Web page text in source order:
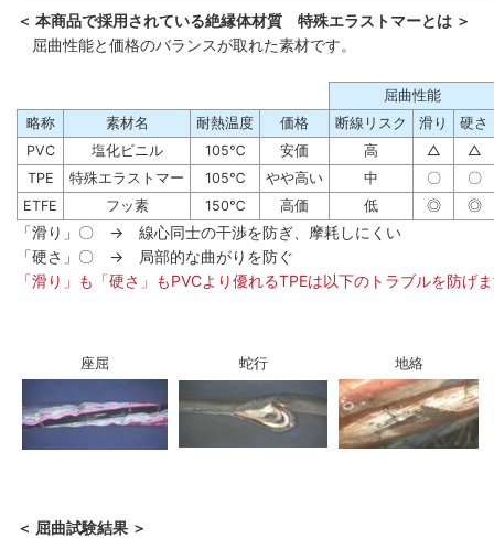
＜ 本商品で採用されている絶縁体材質 特殊エラストマーとは ＞
屈曲性能と価格のバランスが取れた素材です。
屈曲性能
略称
素材名 耐熱温度 価格 断線リスク 滑り
硬さ
PVC
塩化ビニル 105℃ 安価 高 △
△
TPE
特殊エラストマー 105℃ やや高い 中 〇
〇
ETFE
フッ素 150℃ 高価 低 ◎ ◎
「滑り」〇 → 線心同士の干渉を防ぎ、摩耗しにくい
「硬さ」〇 → 局部的な曲がりを防ぐ
「滑り」も「硬さ」もPVCより優れるTPEは以下のトラブルを防げ
座屈 蛇行 地絡
＜ 屈曲試験結果 ＞